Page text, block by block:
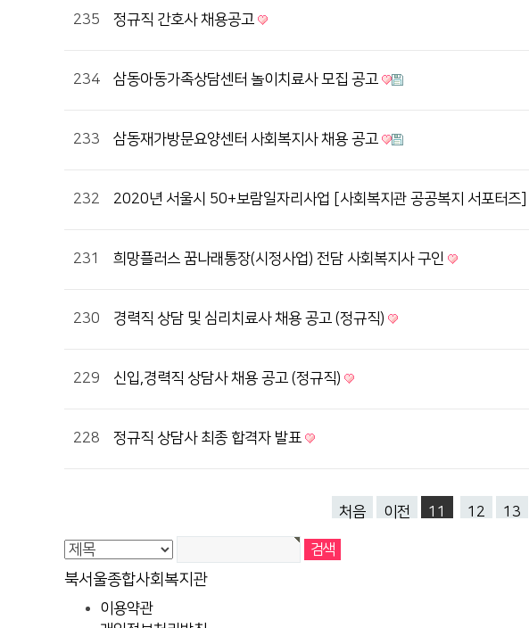
235 정규직 간호사 채용공고
234 삼동아동가족상담센터 놀이치료사 모집 공고
233 삼동재가방문요양센터 사회복지사 채용 공고
232 2020년 서울시 50+보람일자리사업 [사회복지관 공공복지 서포터즈]
231 희망플러스 꿈나래통장(시정사업) 전담 사회복지사 구인
230 경력직 상담 및 심리치료사 채용 공고 (정규직)
229 신입,경력직 상담사 채용 공고 (정규직)
228 정규직 상담사 최종 합격자 발표
처음 이전 11 12 13
북서울종합사회복지관
이용약관